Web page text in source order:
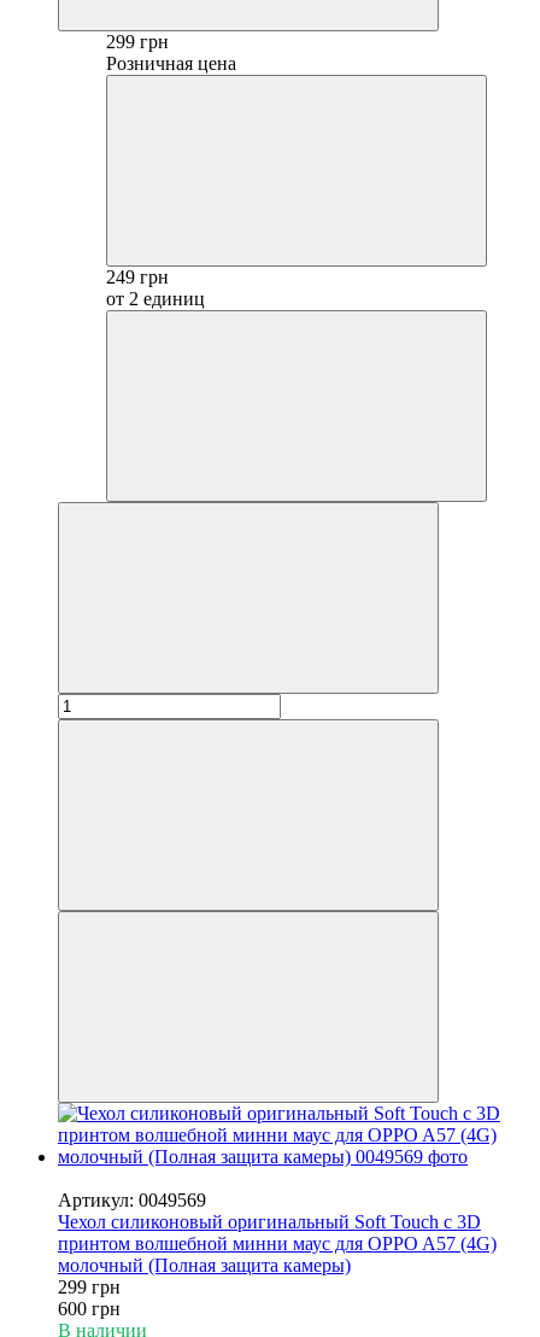
299 грн
Розничная цена
249 грн
от 2 единиц
Артикул: 0049569
Чехол силиконовый оригинальный Soft Touch с 3D
принтом волшебной минни маус для OPPO A57 (4G)
молочный (Полная защита камеры)
299 грн
600 грн
В наличии